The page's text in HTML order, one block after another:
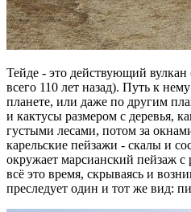
Тейде - это действующий вулкан
всего 110 лет назад). Путь к
планете, или даже по другим
и кактусы размером с деревья,
густыми лесами, потом за
карельские пейзажи - скалы и
окружает марсианский пейзаж с
всё это время, скрываясь и
преследует один и тот же вид: